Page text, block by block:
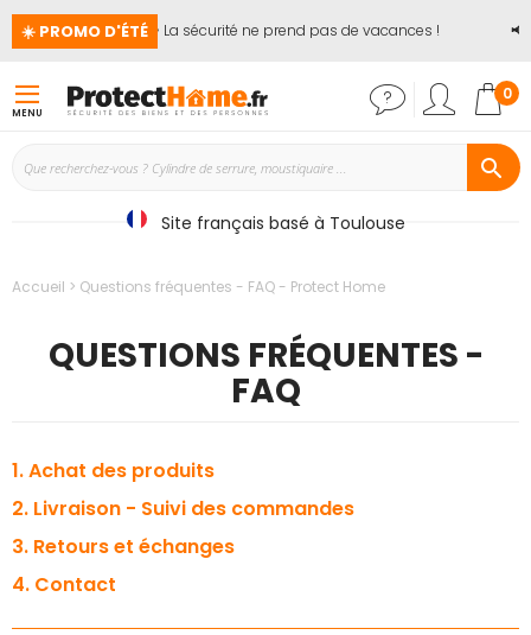
☀️ PROMO D'ÉTÉ🏖️ La sécurité ne prend pas de vacances !
MENU
0
Site français basé à Toulouse
Accueil Questions fréquentes - FAQ - Protect Home
QUESTIONS FRÉQUENTES -
FAQ
1. Achat des produits
2. Livraison - Suivi des commandes
3. Retours et échanges
4. Contact